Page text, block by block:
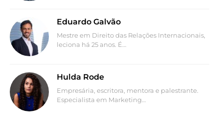
Eduardo Galvão
Mestre em Direito das Relações Internacionais,
leciona há 25 anos. É…
Hulda Rode
Empresária, escritora, mentora e palestrante.
Especialista em Marketing…